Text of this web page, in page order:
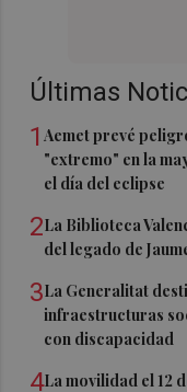
Últimas
1Aemet prevé
"extremo" en la
el día del eclipse
2La Biblioteca
del legado de
3La Generalitat
infraestructuras
con discapacidad
4La movilidad el 12